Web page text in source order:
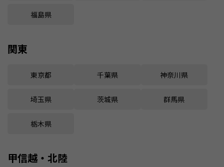
福島県
関東
東京都 千葉県 神奈川県
埼玉県 茨城県 群馬県
栃木県
甲信越・北陸